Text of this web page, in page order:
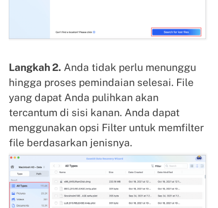
Langkah 2. Anda tidak perlu menunggu
hingga proses pemindaian selesai. File
yang dapat Anda pulihkan akan
tercantum di sisi kanan. Anda dapat
menggunakan opsi Filter untuk memfilter
file berdasarkan jenisnya.